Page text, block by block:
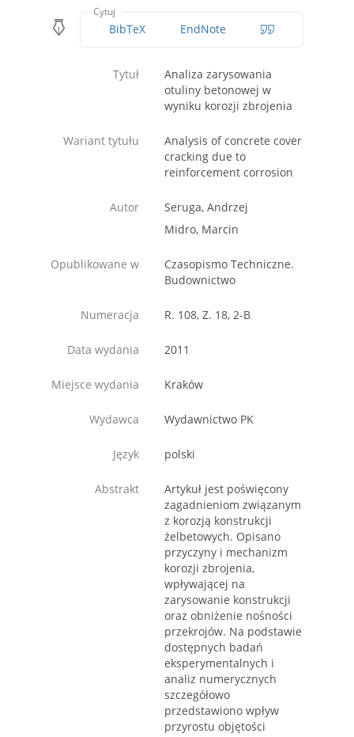
Cytuj
BibTeX EndNote
Tytuł
Analiza zarysowania
otuliny betonowej w
wyniku korozji zbrojenia
Wariant tytułu
Analysis of concrete cover
cracking due to
reinforcement corrosion
Autor
Seruga, Andrzej
Midro, Marcin
Opublikowane w
Czasopismo Techniczne.
Budownictwo
Numeracja R. 108, Z. 18, 2-B
Data wydania 2011
Miejsce wydania Kraków
Wydawca Wydawnictwo PK
Język polski
Abstrakt
Artykuł jest poświęcony
zagadnieniom związanym
z korozją konstrukcji
żelbetowych. Opisano
przyczyny i mechanizm
korozji zbrojenia,
wpływającej na
zarysowanie konstrukcji
oraz obniżenie nośności
przekrojów. Na podstawie
dostępnych badań
eksperymentalnych i
analiz numerycznych
szczegółowo
przedstawiono wpływ
przyrostu objętości